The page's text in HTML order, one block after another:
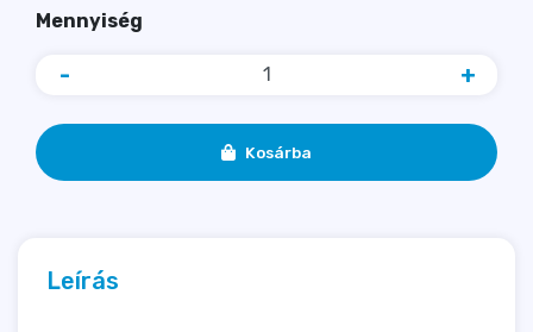
Mennyiség
- +
Kosárba
Leírás